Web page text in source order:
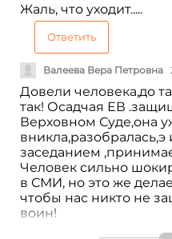
Жаль, что уходит.....
Ответить
Валеева Вера Петровна
Довели человека,до
так! Осадчая ЕВ
Верховном Суде,она
заседанием
Человек сильно
в СМИ, но это же
чтобы нас никто не
воин!